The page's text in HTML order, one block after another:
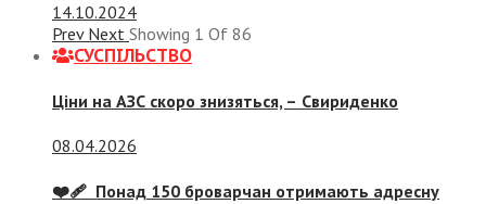
14.10.2024
Prev Next Showing 1 Of 86
СУСПIЛЬСТВО
Ціни на АЗС скоро знизяться, – Свириденко
08.04.2026
❤️‍🩹 Понад 150 броварчан отримають адресну